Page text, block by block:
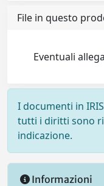
File in questo
Eventuali
I documenti in
tutti i diritti sono
indicazione.
Informazioni